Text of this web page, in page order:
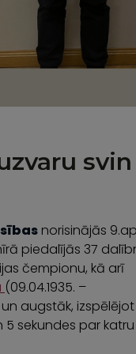
svin
norisinājās
piedalījās 37
čempionu, kā arī
(09.04.1935. –
un augstāk,
5 sekundes par katru